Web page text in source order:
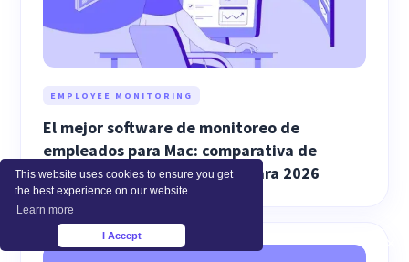
This website uses cookies to ensure you get
the best experience on our website.
Learn more
I Accept
EMPLOYEE MONITORING
El mejor software de monitoreo de
empleados para Mac: comparativa de
funciones y guía de compra para 2026